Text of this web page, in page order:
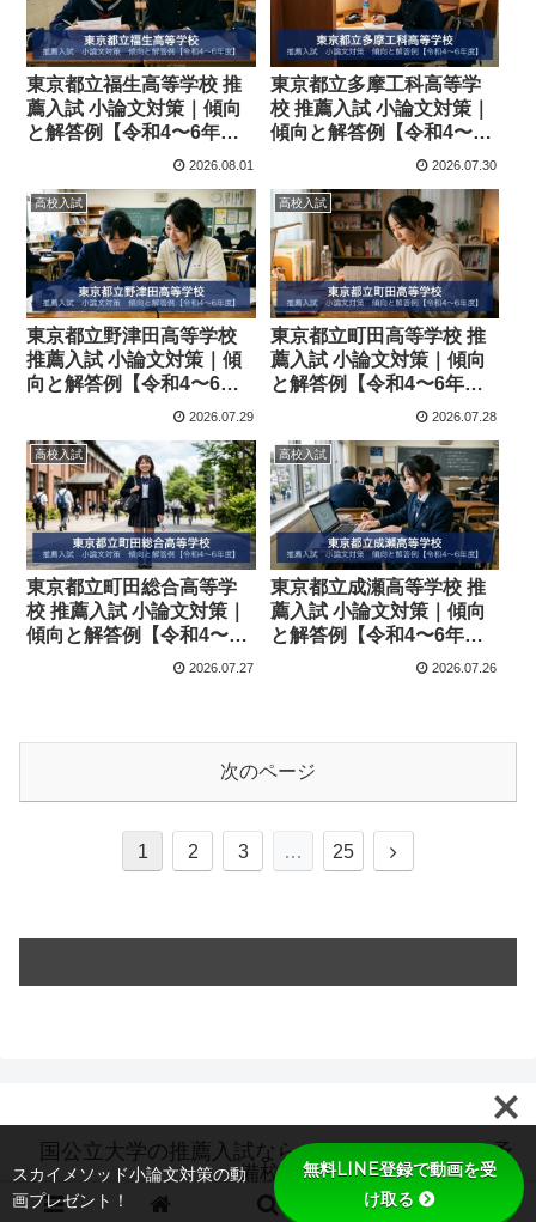
東京都立福生高等学校 推
薦入試 小論文対策｜傾向
と解答例【令和4〜6年
2026.08.01
東京都立多摩工科高等学
校 推薦入試 小論文対策｜
傾向と解答例【令和4〜6
2026.07.30
高校入試
東京都立野津田高等学校
推薦入試 小論文対策｜傾
向と解答例【令和4〜6年
2026.07.29
高校入試
東京都立町田高等学校 推
薦入試 小論文対策｜傾向
と解答例【令和4〜6年
2026.07.28
高校入試
東京都立町田総合高等学
校 推薦入試 小論文対策｜
傾向と解答例【令和4〜6
2026.07.27
高校入試
東京都立成瀬高等学校 推
薦入試 小論文対策｜傾向
と解答例【令和4〜6年
2026.07.26
次のページ
1 2 3 … 25
次
国公立大学の推薦入試ならオンラインのスカイ予
備校
© 2019 国公立大学の推薦入試ならオンラインのスカイ予備校.
スカイメソッド小論文対策の動
画プレゼント！
無料LINE登録で動画を受
け取る